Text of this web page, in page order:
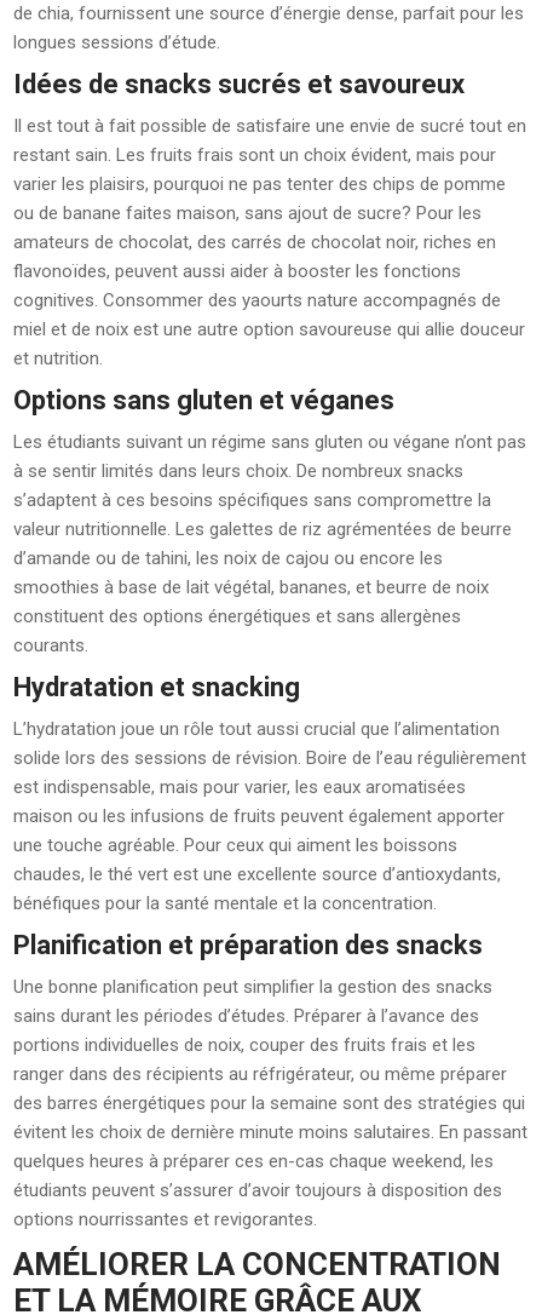
de chia, fournissent une source d’énergie dense, parfait pour les
longues sessions d’étude.
Idées de snacks sucrés et savoureux
Il est tout à fait possible de satisfaire une envie de sucré tout en
restant sain. Les fruits frais sont un choix évident, mais pour
varier les plaisirs, pourquoi ne pas tenter des chips de pomme
ou de banane faites maison, sans ajout de sucre? Pour les
amateurs de chocolat, des carrés de chocolat noir, riches en
flavonoïdes, peuvent aussi aider à booster les fonctions
cognitives. Consommer des yaourts nature accompagnés de
miel et de noix est une autre option savoureuse qui allie douceur
et nutrition.
Options sans gluten et véganes
Les étudiants suivant un régime sans gluten ou végane n’ont pas
à se sentir limités dans leurs choix. De nombreux snacks
s’adaptent à ces besoins spécifiques sans compromettre la
valeur nutritionnelle. Les galettes de riz agrémentées de beurre
d’amande ou de tahini, les noix de cajou ou encore les
smoothies à base de lait végétal, bananes, et beurre de noix
constituent des options énergétiques et sans allergènes
courants.
Hydratation et snacking
L’hydratation joue un rôle tout aussi crucial que l’alimentation
solide lors des sessions de révision. Boire de l’eau régulièrement
est indispensable, mais pour varier, les eaux aromatisées
maison ou les infusions de fruits peuvent également apporter
une touche agréable. Pour ceux qui aiment les boissons
chaudes, le thé vert est une excellente source d’antioxydants,
bénéfiques pour la santé mentale et la concentration.
Planification et préparation des snacks
Une bonne planification peut simplifier la gestion des snacks
sains durant les périodes d’études. Préparer à l’avance des
portions individuelles de noix, couper des fruits frais et les
ranger dans des récipients au réfrigérateur, ou même préparer
des barres énergétiques pour la semaine sont des stratégies qui
évitent les choix de dernière minute moins salutaires. En passant
quelques heures à préparer ces en-cas chaque weekend, les
étudiants peuvent s’assurer d’avoir toujours à disposition des
options nourrissantes et revigorantes.
AMÉLIORER LA CONCENTRATION
ET LA MÉMOIRE GRÂCE AUX